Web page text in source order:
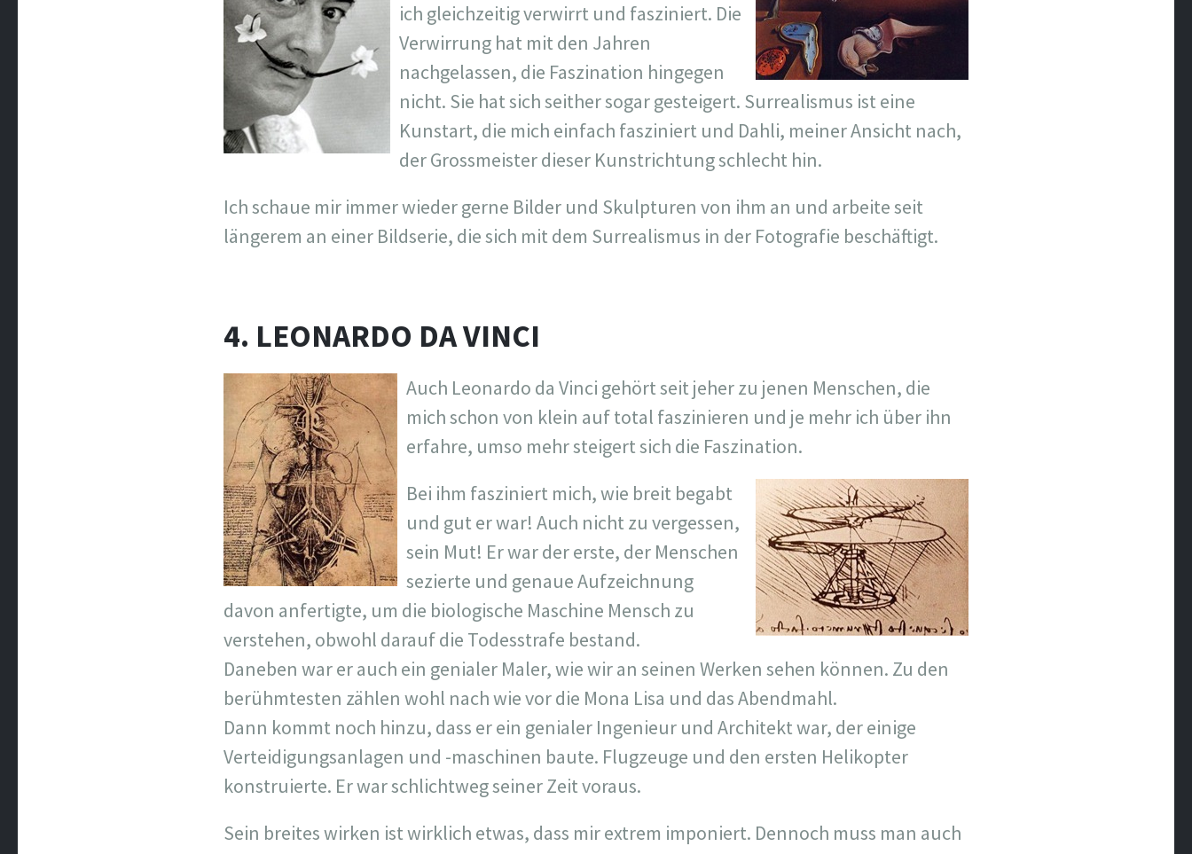
ich gleichzeitig verwirrt und fasziniert. Die
Verwirrung hat mit den Jahren
nachgelassen, die Faszination hingegen
nicht. Sie hat sich seither sogar gesteigert. Surrealismus ist eine
Kunstart, die mich einfach fasziniert und Dahli, meiner Ansicht nach,
der Grossmeister dieser Kunstrichtung schlecht hin.
Ich schaue mir immer wieder gerne Bilder und Skulpturen von ihm an und arbeite seit
längerem an einer Bildserie, die sich mit dem Surrealismus in der Fotografie beschäftigt.
4. LEONARDO DA VINCI
Auch Leonardo da Vinci gehört seit jeher zu jenen Menschen, die
mich schon von klein auf total faszinieren und je mehr ich über ihn
erfahre, umso mehr steigert sich die Faszination.
Bei ihm fasziniert mich, wie breit begabt
und gut er war! Auch nicht zu vergessen,
sein Mut! Er war der erste, der Menschen
sezierte und genaue Aufzeichnung
davon anfertigte, um die biologische Maschine Mensch zu
verstehen, obwohl darauf die Todesstrafe bestand.
Daneben war er auch ein genialer Maler, wie wir an seinen Werken sehen können. Zu den
berühmtesten zählen wohl nach wie vor die Mona Lisa und das Abendmahl.
Dann kommt noch hinzu, dass er ein genialer Ingenieur und Architekt war, der einige
Verteidigungsanlagen und -maschinen baute. Flugzeuge und den ersten Helikopter
konstruierte. Er war schlichtweg seiner Zeit voraus.
Sein breites wirken ist wirklich etwas, dass mir extrem imponiert. Dennoch muss man auch